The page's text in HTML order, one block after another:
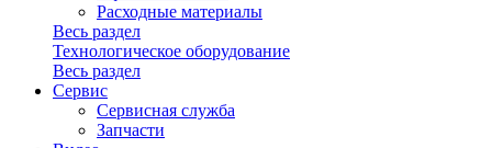
Расходные материалы
Весь раздел
Технологическое оборудование
Весь раздел
Сервис
Сервисная служба
Запчасти